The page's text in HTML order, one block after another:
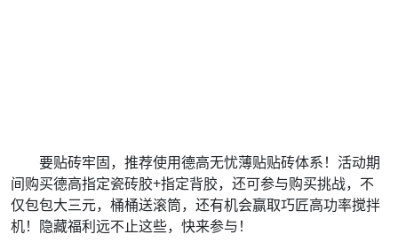
要贴砖牢固，推荐使用德高无忧薄贴贴砖体系！活动期
间购买德高指定瓷砖胶+指定背胶，还可参与购买挑战，不
仅包包大三元，桶桶送滚筒，还有机会赢取巧匠高功率搅拌
机！隐藏福利远不止这些，快来参与！